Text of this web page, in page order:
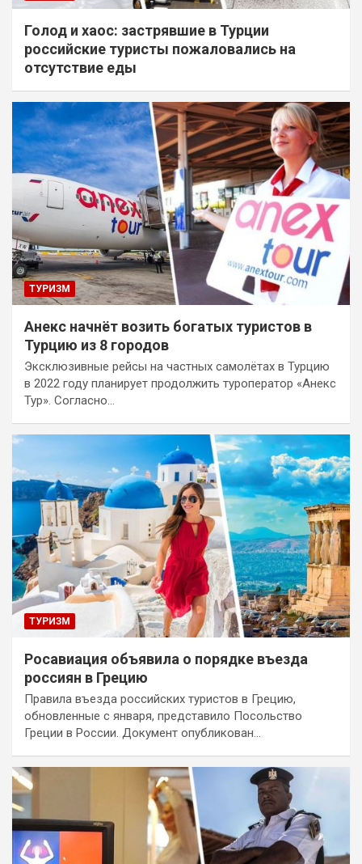
Голод и хаос: застрявшие в Турции
российские туристы пожаловались на
отсутствие еды
ТУРИЗМ
Анекс начнёт возить богатых туристов в
Турцию из 8 городов
Эксклюзивные рейсы на частных самолётах в Турцию
в 2022 году планирует продолжить туроператор «Анекс
Тур». Согласно…
ТУРИЗМ
Росавиация объявила о порядке въезда
россиян в Грецию
Правила въезда российских туристов в Грецию,
обновленные с января, представило Посольство
Греции в России. Документ опубликован…